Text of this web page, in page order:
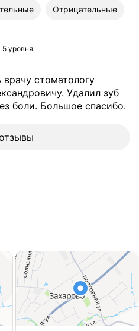
Отрицательные
5 уровня
стоматологу
Удалил зуб
боли. Большое спасибо.